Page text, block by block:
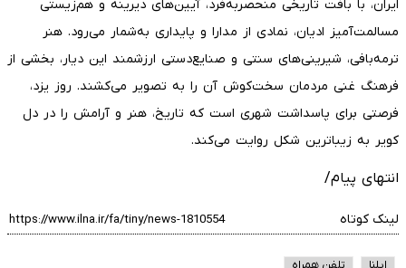
ایران، با بافت تاریخی منحصربه‌فرد، آیین‌های دیرینه و هم‌زیستی
مسالمت‌آمیز ادیان، نمادی از مدارا و پایداری به‌شمار می‌رود. هنر
ترمه‌بافی، شیرینی‌های سنتی و صنایع‌دستی ارزشمند این دیار، بخشی از
فرهنگ غنی مردمان سخت‌کوش آن را به تصویر می‌کشند. روز یزد،
فرصتی برای پاسداشت شهری است که تاریخ، هنر و آرامش را در دل
کویر به زیباترین شکل روایت می‌کند.
انتهای پیام/
لینک کوتاه
ایلنا تلفن همراه